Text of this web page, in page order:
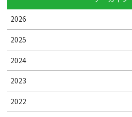
2026
2025
2024
2023
2022